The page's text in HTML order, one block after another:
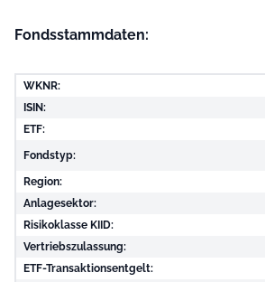
Fondsstammdaten:
WKNR:
ISIN:
ETF:
Fondstyp:
Region:
Anlagesektor:
Risikoklasse KIID:
Vertriebszulassung:
ETF-Transaktionsentgelt: